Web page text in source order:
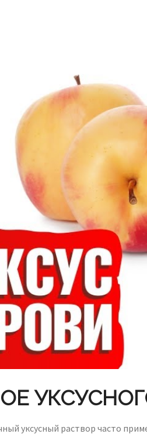
уксусный раствор часто